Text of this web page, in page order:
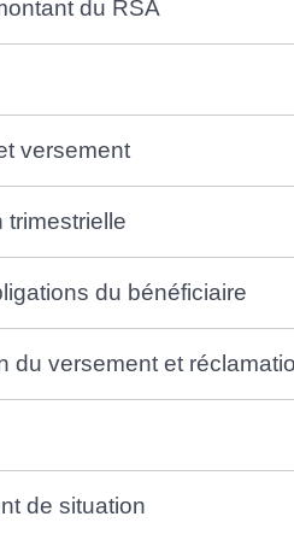
du RSA
versement
trimestrielle
du bénéficiaire
du versement et
de situation